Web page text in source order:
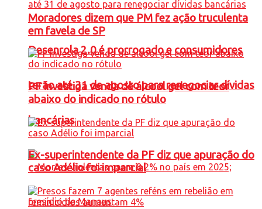
Desenrola 2.0 é prorrogado e consumidores
terão até 31 de agosto para renegociar dívidas
bancárias
Moradores dizem que PM fez ação truculenta
em favela de SP
PF investiga venda de álcool gel com teor
abaixo do indicado no rótulo
Ex-superintendente da PF diz que apuração do
caso Adélio foi imparcial